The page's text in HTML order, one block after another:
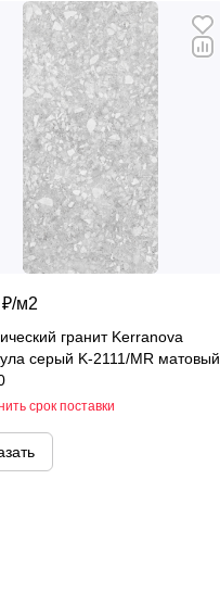
м2
гранит Kerranova
серый K-2111/MR матовый
срок поставки